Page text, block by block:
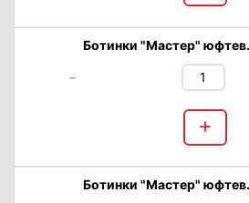
Ботинки "Мастер"
-
+
Ботинки "Мастер"